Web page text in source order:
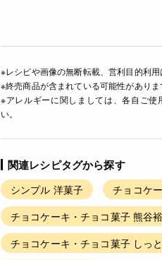
※レシピや画像の無断転載、営利目的利用
※終売商品が含まれている可能性がありま
※アレルギーに関しましては、各自ご使
い。
関連レシピタグから探す
シンプル 洋菓子
チョコケ
チョコケーキ・チョコ菓子 熊谷
チョコケーキ・チョコ菓子 しっ